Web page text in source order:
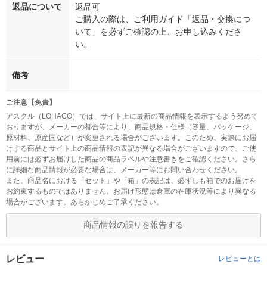
返品について
返品可
ご購入の際は、ご利用ガイド「返品・交換につ
いて」を必ずご確認の上、お申し込みくださ
い。
備考
ご注意【免責】
アスクル（LOHACO）では、サイト上に最新の商品情報を表示するよう努めて
おりますが、メーカーの都合等により、商品規格・仕様（容量、パッケージ、
原材料、原産国など）が変更される場合がございます。このため、実際にお届
けする商品とサイト上の商品情報の表記が異なる場合がございますので、ご使
用前には必ずお届けした商品の商品ラベルや注意書きをご確認ください。さら
に詳細な商品情報が必要な場合は、メーカー等にお問い合わせください。
また、商品名における「セット」や「箱」の表記は、必ずしも箱でのお届けを
お約束するものではありません。お届け形態は倉庫の在庫状況等により異なる
場合がございます。あらかじめご了承ください。
商品情報の誤りを報告する
レビュー レビューとは